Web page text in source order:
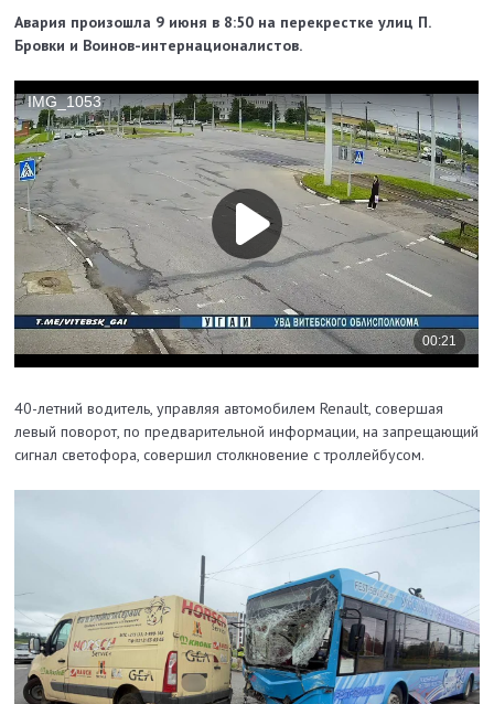
Авария произошла 9 июня в 8:50 на перекрестке улиц П.
Бровки и Воинов-интернационалистов.
40-летний водитель, управляя автомобилем Renault, совершая
левый поворот, по предварительной информации, на запрещающий
сигнал светофора, совершил столкновение с троллейбусом.